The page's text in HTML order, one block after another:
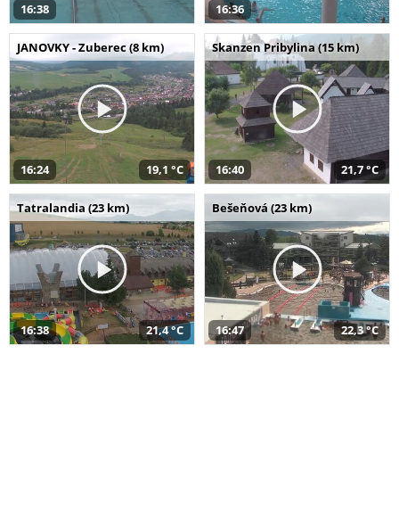
16:38 16:36
JANOVKY - Zuberec (8 km)
16:24 19,1 °C
Skanzen Pribylina (15 km)
16:40 21,7 °C
Tatralandia (23 km)
16:38 21,4 °C
Bešeňová (23 km)
16:47 22,3 °C